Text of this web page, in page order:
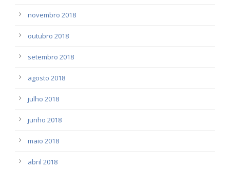
novembro 2018
outubro 2018
setembro 2018
agosto 2018
julho 2018
junho 2018
maio 2018
abril 2018